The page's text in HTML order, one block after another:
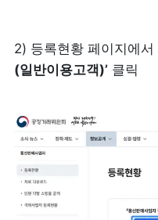
2) 등록현황 페이지에서
(일반이용고객)’ 클릭